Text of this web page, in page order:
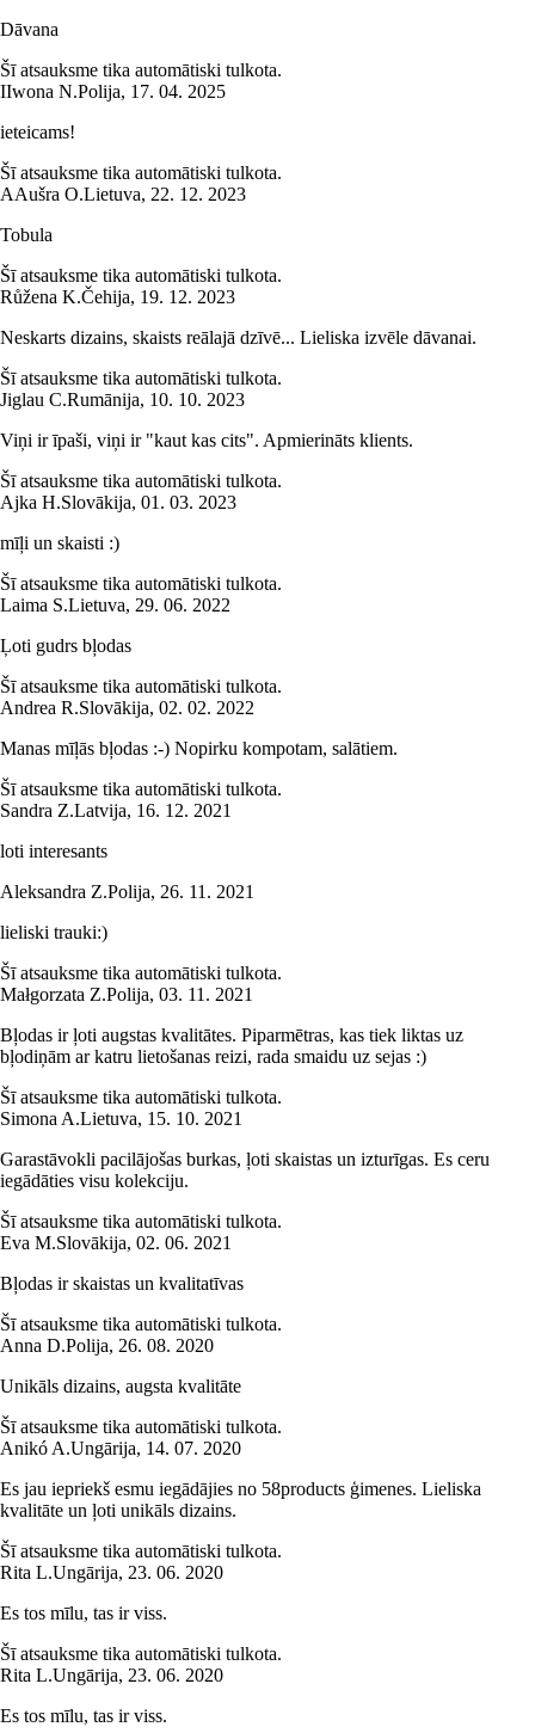
Dāvana
Šī atsauksme tika automātiski tulkota.
IIwona N.Polija, 17. 04. 2025
ieteicams!
Šī atsauksme tika automātiski tulkota.
AAušra O.Lietuva, 22. 12. 2023
Tobula
Šī atsauksme tika automātiski tulkota.
Růžena K.Čehija, 19. 12. 2023
Neskarts dizains, skaists reālajā dzīvē... Lieliska izvēle dāvanai.
Šī atsauksme tika automātiski tulkota.
Jiglau C.Rumānija, 10. 10. 2023
Viņi ir īpaši, viņi ir "kaut kas cits". Apmierināts klients.
Šī atsauksme tika automātiski tulkota.
Ajka H.Slovākija, 01. 03. 2023
mīļi un skaisti :)
Šī atsauksme tika automātiski tulkota.
Laima S.Lietuva, 29. 06. 2022
Ļoti gudrs bļodas
Šī atsauksme tika automātiski tulkota.
Andrea R.Slovākija, 02. 02. 2022
Manas mīļās bļodas :-) Nopirku kompotam, salātiem.
Šī atsauksme tika automātiski tulkota.
Sandra Z.Latvija, 16. 12. 2021
loti interesants
Aleksandra Z.Polija, 26. 11. 2021
lieliski trauki:)
Šī atsauksme tika automātiski tulkota.
Małgorzata Z.Polija, 03. 11. 2021
Bļodas ir ļoti augstas kvalitātes. Piparmētras, kas tiek liktas uz
bļodiņām ar katru lietošanas reizi, rada smaidu uz sejas :)
Šī atsauksme tika automātiski tulkota.
Simona A.Lietuva, 15. 10. 2021
Garastāvokli pacilājošas burkas, ļoti skaistas un izturīgas. Es ceru
iegādāties visu kolekciju.
Šī atsauksme tika automātiski tulkota.
Eva M.Slovākija, 02. 06. 2021
Bļodas ir skaistas un kvalitatīvas
Šī atsauksme tika automātiski tulkota.
Anna D.Polija, 26. 08. 2020
Unikāls dizains, augsta kvalitāte
Šī atsauksme tika automātiski tulkota.
Anikó A.Ungārija, 14. 07. 2020
Es jau iepriekš esmu iegādājies no 58products ģimenes. Lieliska
kvalitāte un ļoti unikāls dizains.
Šī atsauksme tika automātiski tulkota.
Rita L.Ungārija, 23. 06. 2020
Es tos mīlu, tas ir viss.
Šī atsauksme tika automātiski tulkota.
Rita L.Ungārija, 23. 06. 2020
Es tos mīlu, tas ir viss.